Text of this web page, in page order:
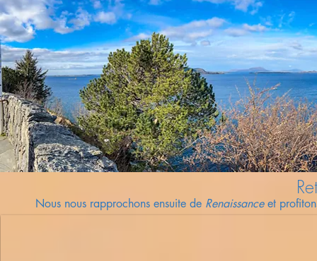
Nous nous rapprochons ensuitede Renaissanceet